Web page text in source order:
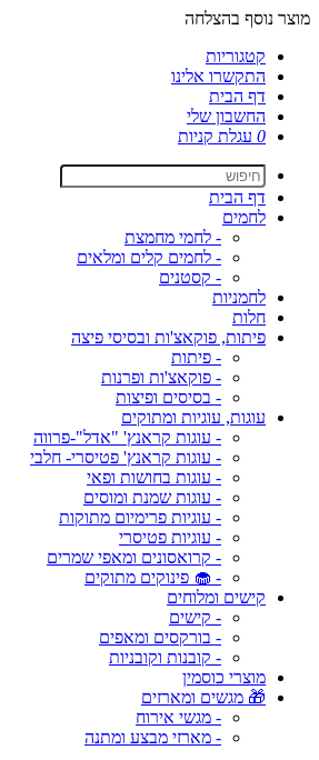
מוצר נוסף בהצלחה
קטגוריות
התקשרו אלינו
דף הבית
החשבון שלי
0 עגלת קניות
דף הבית
לחמים
- לחמי מחמצת
- לחמים קלים ומלאים
- קסטנים
לחמניות
חלות
פיתות, פוקאצ'ות ובסיסי פיצה
- פיתות
- פוקאצ'ות ופרנות
- בסיסים ופיצות
עוגות, עוגיות ומתוקים
- עוגות קראנץ' "אדל"-פרווה
- עוגות קראנץ' פטיסרי- חלבי
- עוגות בחושות ופאי
- עוגות שמנת ומוסים
- עוגיות פרימיום מתוקות
- עוגיות פטיסרי
- קרואסונים ומאפי שמרים
- 🧁 פינוקים מתוקים
קישים ומלוחים
- קישים
- בורקסים ומאפים
- קובנות וקובניות
מוצרי כוסמין
🎁 מגשים ומארזים
- מגשי אירוח
- מארזי מבצע ומתנה